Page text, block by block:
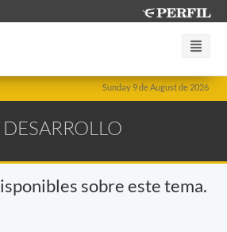
Sunday 9 de August de 2026
sobre este tema.